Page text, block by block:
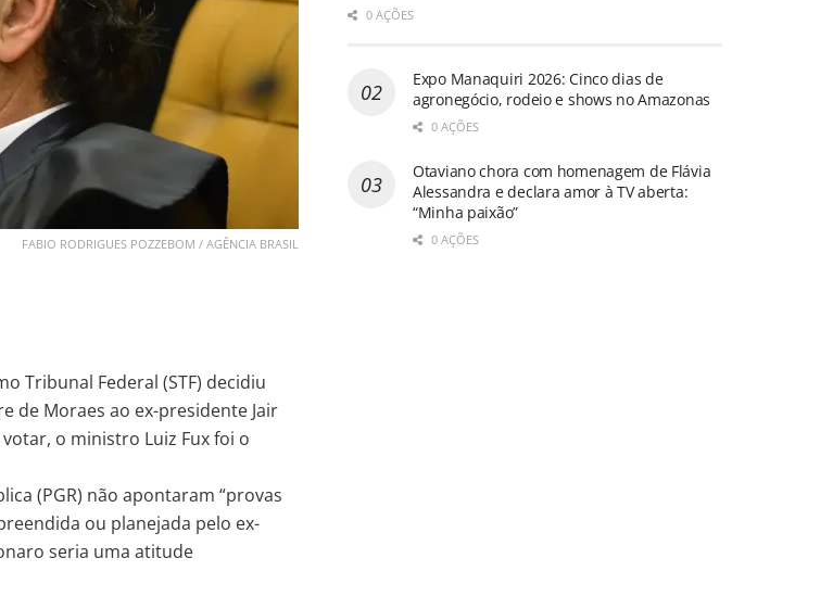
FABIO RODRIGUES POZZEBOM / AGÊNCIA BRASIL
Tribunal Federal (STF) decidiu
de Moraes ao ex-presidente Jair
o ministro Luiz Fux foi o
(PGR) não apontaram “provas
ou planejada pelo ex-
seria uma atitude
0 AÇÕES
Expo Manaquiri 2026: Cinco dias de
agronegócio, rodeio e shows no Amazonas
0 AÇÕES
Otaviano chora com homenagem de Flávia
Alessandra e declara amor à TV aberta:
“Minha paixão”
0 AÇÕES